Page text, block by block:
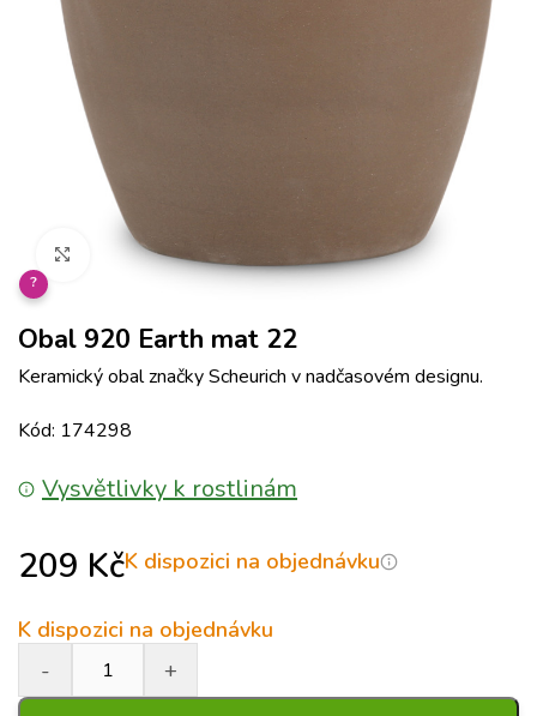
Klikněte pro zvětšení
?
Obal 920 Earth mat 22
Keramický obal značky Scheurich v nadčasovém designu.
Kód: 174298
Vysvětlivky k rostlinám
209 KčK dispozici na objednávku
K dispozici na objednávku